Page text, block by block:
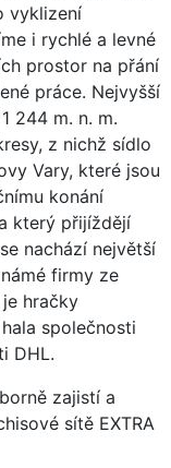
vyklizení
i rychlé a levné
prostor na přání
práce. Nejvyšší
244 m. n. m.
z nichž sídlo
Vary, které jsou
konání
který přijíždějí
nachází největší
firmy ze
hračky
společnosti
DHL.
zajistí a
sítě EXTRA